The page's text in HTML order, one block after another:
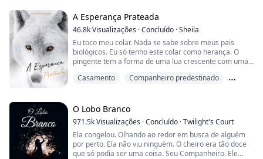
Depois de finalmente conseguir o emprego dos seus
sonhos, Charlie conhece o CEO pela primeira vez,
apenas para descobrir que ele é o homem que tem
realizado t...
A Esperança Prateada
46.8kVisualizações ·Concluído ·Sheila
Eu toco meu colar. Nada se sabe sobre meus pais
biológicos. Eu só tenho este colar como herança. O
pingente tem a forma de uma lua crescente com uma
Gravada nele há algumas palavras que não consigo ler.
estrela no meu quadril. Minha mãe disse que talvez...
Casamento
Companheiro predestinado
O Lobo Branco
971.5kVisualizações ·Concluído ·Twilight's Court
Ela congelou. Olhando ao redor em busca de alguém
por perto. Ela não viu ninguém. O cheiro era tão doce
que só podia ser uma coisa. Seu Companheiro. Ele